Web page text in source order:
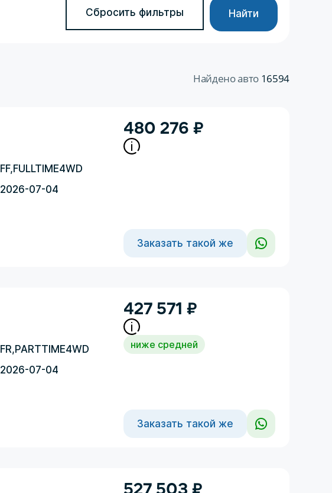
Сбросить фильтры Найти
Найдено авто 16594
FF,FULLTIME4WD
2026-07-04
480 276 ₽
Заказать такой же
FR,PARTTIME4WD
2026-07-04
427 571 ₽
ниже средней
Заказать такой же
527 503 ₽